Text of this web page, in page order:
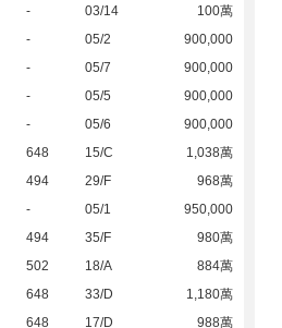
- 03/14
100萬
- 05/2
900,000
- 05/7
900,000
- 05/5
900,000
- 05/6
900,000
648 15/C
1,038萬
494 29/F
968萬
- 05/1
950,000
494 35/F
980萬
502 18/A
884萬
648 33/D
1,180萬
648 17/D
988萬